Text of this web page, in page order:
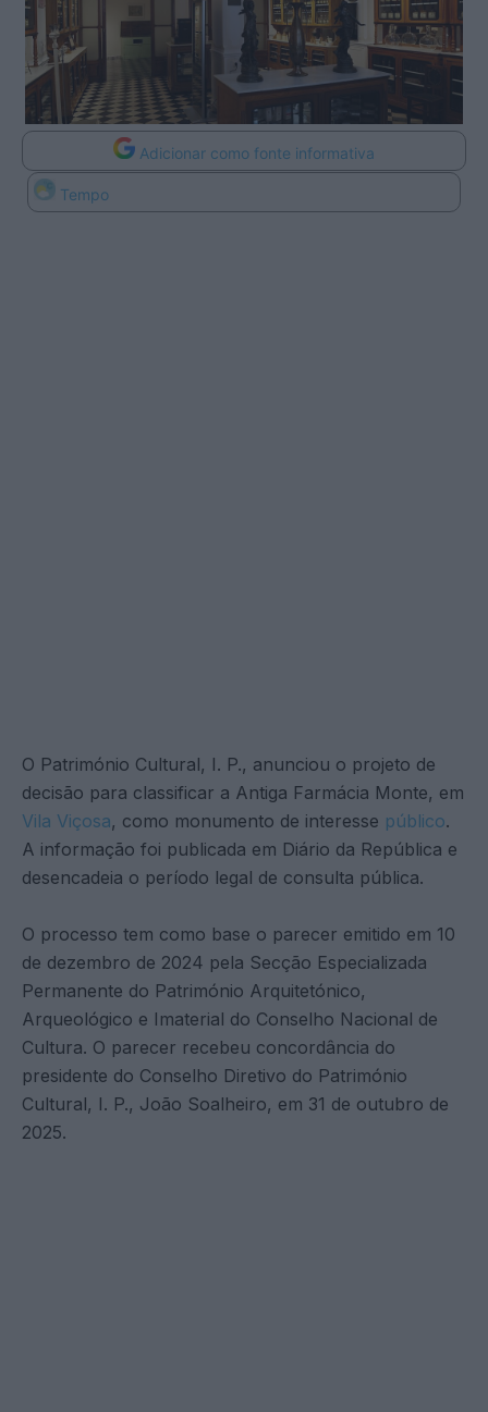
Adicionar como fonte informativa
Tempo
O Património Cultural, I. P., anunciou o projeto de
decisão para classificar a Antiga Farmácia Monte, em
Vila Viçosa, como monumento de interesse público.
A informação foi publicada em Diário da República e
desencadeia o período legal de consulta pública.
O processo tem como base o parecer emitido em 10
de dezembro de 2024 pela Secção Especializada
Permanente do Património Arquitetónico,
Arqueológico e Imaterial do Conselho Nacional de
Cultura. O parecer recebeu concordância do
presidente do Conselho Diretivo do Património
Cultural, I. P., João Soalheiro, em 31 de outubro de
2025.